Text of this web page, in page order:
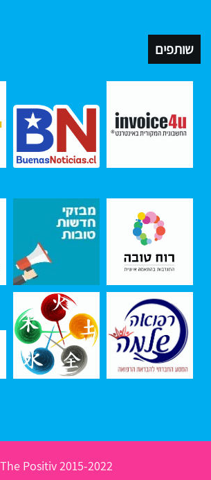
שותפים
2015-2022 The Positiv